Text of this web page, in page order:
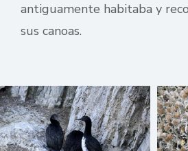
antiguamente habitaba y
sus canoas.